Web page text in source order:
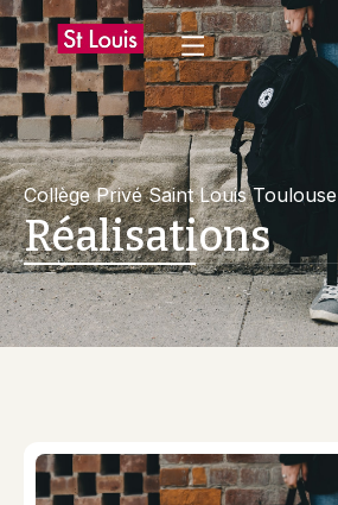
Collège Privé Saint Louis Toulouse
Réalisations